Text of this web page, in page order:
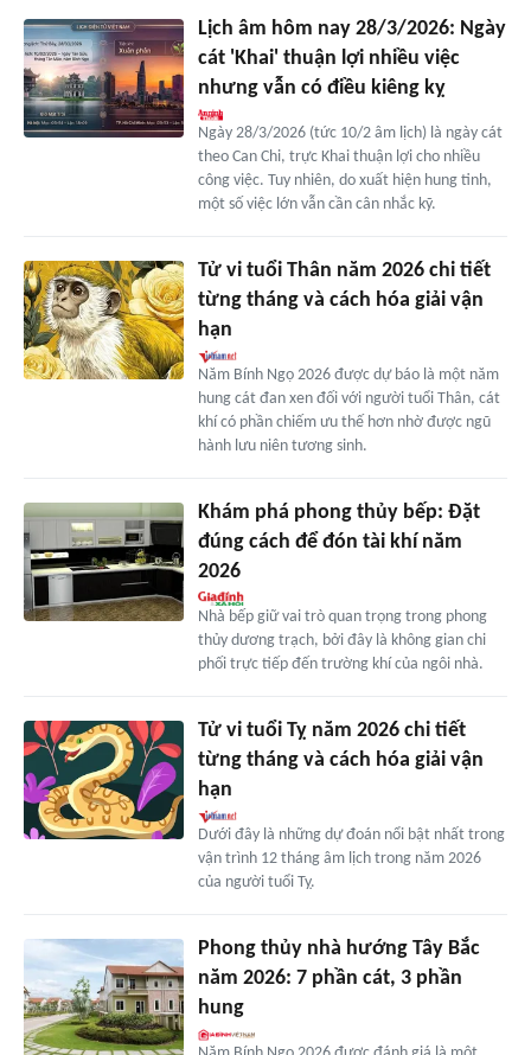
Lịch âm hôm nay 28/3/2026: Ngày
cát 'Khai' thuận lợi nhiều việc
nhưng vẫn có điều kiêng kỵ
Ngày 28/3/2026 (tức 10/2 âm lịch) là ngày cát
theo Can Chi, trực Khai thuận lợi cho nhiều
công việc. Tuy nhiên, do xuất hiện hung tinh,
một số việc lớn vẫn cần cân nhắc kỹ.
Tử vi tuổi Thân năm 2026 chi tiết
từng tháng và cách hóa giải vận
hạn
Năm Bính Ngọ 2026 được dự báo là một năm
hung cát đan xen đối với người tuổi Thân, cát
khí có phần chiếm ưu thế hơn nhờ được ngũ
hành lưu niên tương sinh.
Khám phá phong thủy bếp: Đặt
đúng cách để đón tài khí năm
2026
Nhà bếp giữ vai trò quan trọng trong phong
thủy dương trạch, bởi đây là không gian chi
phối trực tiếp đến trường khí của ngôi nhà.
Tử vi tuổi Tỵ năm 2026 chi tiết
từng tháng và cách hóa giải vận
hạn
Dưới đây là những dự đoán nổi bật nhất trong
vận trình 12 tháng âm lịch trong năm 2026
của người tuổi Tỵ.
Phong thủy nhà hướng Tây Bắc
năm 2026: 7 phần cát, 3 phần
hung